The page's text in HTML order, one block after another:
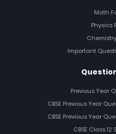
Math
Physics
Important
Previous Year
CBSE Previous Year
CBSE Previous Year
CBSE Class